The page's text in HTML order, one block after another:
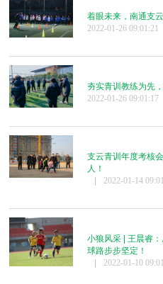
着眼未来，南通支
2022-01-26 09:01:21
夯实青训教练为先
2022-01-26 09:01:17
支云青训年度考核
人！
|
2022-01-14
小狼风采 | 王晨睿
球路步步坚定！
|
2022-01-10